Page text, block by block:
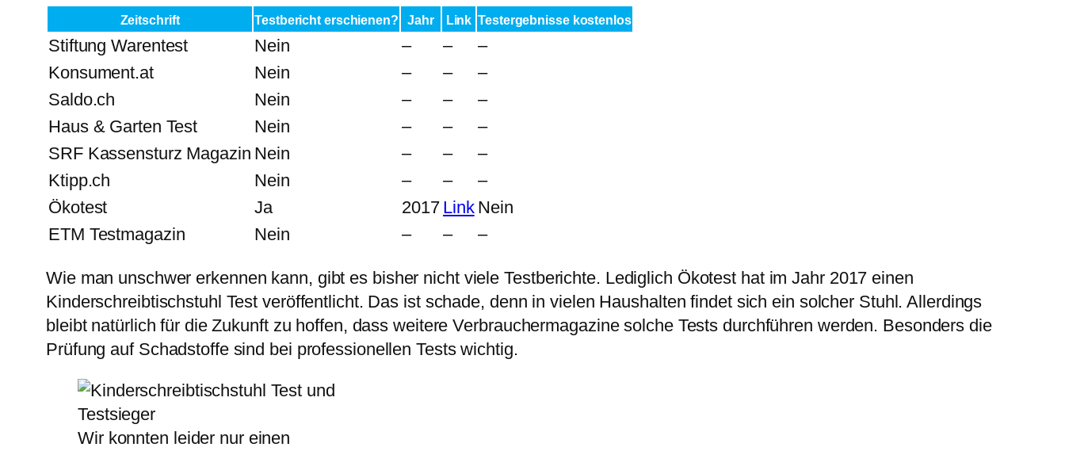
Zeitschrift Testbericht erschienen? Jahr Link Testergebnisse kostenlos
Stiftung Warentest Nein – –
–
Konsument.at
Nein – –
–
Saldo.ch
Nein – –
–
Haus & Garten Test
Nein – –
–
SRF Kassensturz Magazin Nein – –
–
Ktipp.ch
Nein – –
–
Ökotest
Ja 2017 Link Nein
ETM Testmagazin
Nein – – –
Wie man unschwer erkennen kann, gibt es bisher nicht viele Testberichte. Lediglich Ökotest hat im Jahr 2017 einen
Kinderschreibtischstuhl Test veröffentlicht. Das ist schade, denn in vielen Haushalten findet sich ein solcher Stuhl. Allerdings
bleibt natürlich für die Zukunft zu hoffen, dass weitere Verbrauchermagazine solche Tests durchführen werden. Besonders die
Prüfung auf Schadstoffe sind bei professionellen Tests wichtig.
Wir konnten leider nur einen